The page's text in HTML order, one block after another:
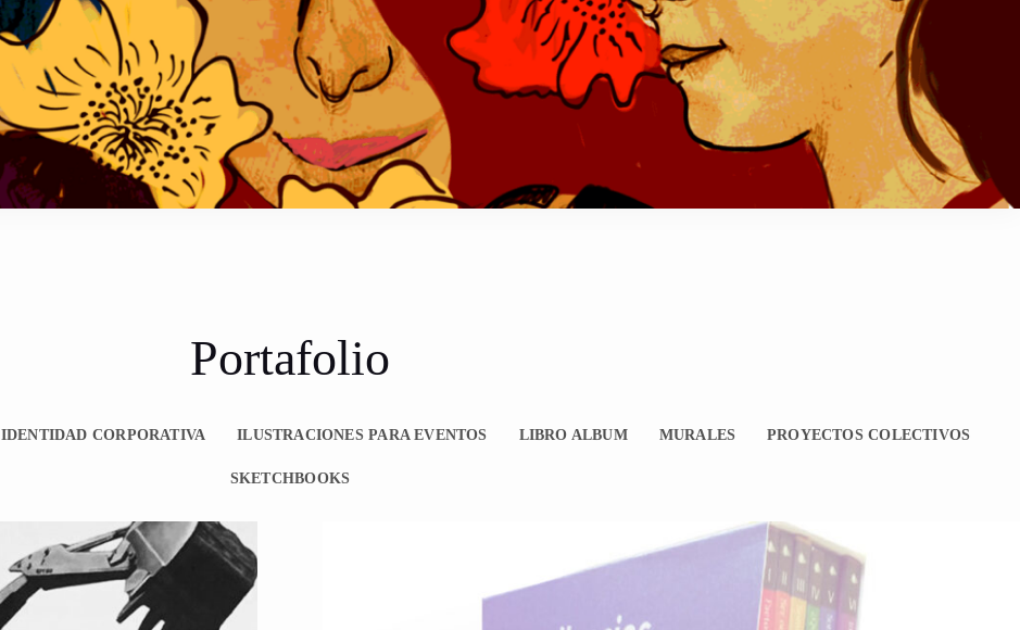
Portafolio
IDENTIDAD CORPORATIVA ILUSTRACIONES PARA EVENTOS LIBRO ALBUM MURALES PROYECTOS COLECTIVOS
SKETCHBOOKS